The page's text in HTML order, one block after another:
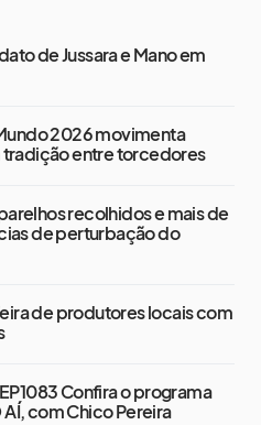
de Jussara e Mano em
2026 movimenta
entre torcedores
recolhidos e mais de
de perturbação do
de produtores locais com
Confira o programa
AÍ, com Chico Pereira